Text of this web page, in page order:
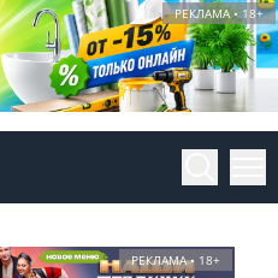
РЕКЛАМА • 18+
РЕКЛАМА • 18+